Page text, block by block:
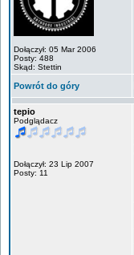
Dołączył: 05 Mar 2006
Posty: 488
Skąd: Stettin
Powrót do góry
tepio
Podglądacz
Dołączył: 23 Lip 2007
Posty: 11